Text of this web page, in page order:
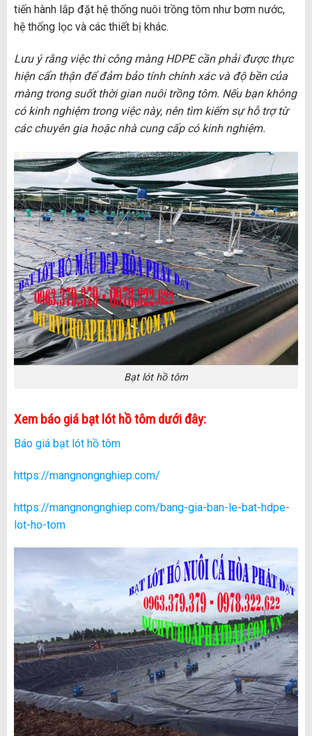
tiến hành lắp đặt hệ thống nuôi trồng tôm như bơm nước,
hệ thống lọc và các thiết bị khác.
Lưu ý rằng việc thi công màng HDPE cần phải được thực
hiện cẩn thận để đảm bảo tính chính xác và độ bền của
màng trong suốt thời gian nuôi trồng tôm. Nếu bạn không
có kinh nghiệm trong việc này, nên tìm kiếm sự hỗ trợ từ
các chuyên gia hoặc nhà cung cấp có kinh nghiệm.
Bạt lót hồ tôm
Xem báo giá bạt lót hồ tôm dưới đây:
Báo giá bạt lót hồ tôm
https://mangnongnghiep.com/
https://mangnongnghiep.com/bang-gia-ban-le-bat-hdpe-
lot-ho-tom